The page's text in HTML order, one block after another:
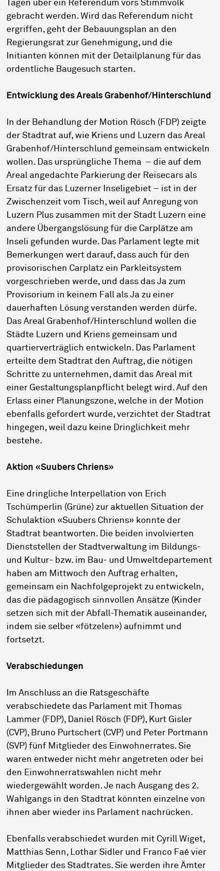
Tagen über ein Referendum vors Stimmvolk
gebracht werden. Wird das Referendum nicht
ergriffen, geht der Bebauungsplan an den
Regierungsrat zur Genehmigung, und die
Initianten können mit der Detailplanung für das
ordentliche Baugesuch starten.
Entwicklung des Areals Grabenhof/Hinterschlund
In der Behandlung der Motion Rösch (FDP) zeigte
der Stadtrat auf, wie Kriens und Luzern das Areal
Grabenhof/Hinterschlund gemeinsam entwickeln
wollen. Das ursprüngliche Thema – die auf dem
Areal angedachte Parkierung der Reisecars als
Ersatz für das Luzerner Inseligebiet – ist in der
Zwischenzeit vom Tisch, weil auf Anregung von
Luzern Plus zusammen mit der Stadt Luzern eine
andere Übergangslösung für die Carplätze am
Inseli gefunden wurde. Das Parlament legte mit
Bemerkungen wert darauf, dass auch für den
provisorischen Carplatz ein Parkleitsystem
vorgeschrieben werde, und dass das Ja zum
Provisorium in keinem Fall als Ja zu einer
dauerhaften Lösung verstanden werden dürfe.
Das Areal Grabenhof/Hinterschlund wollen die
Städte Luzern und Kriens gemeinsam und
quartierverträglich entwickeln. Das Parlament
erteilte dem Stadtrat den Auftrag, die nötigen
Schritte zu unternehmen, damit das Areal mit
einer Gestaltungsplanpflicht belegt wird. Auf den
Erlass einer Planungszone, welche in der Motion
ebenfalls gefordert wurde, verzichtet der Stadtrat
hingegen, weil dazu keine Dringlichkeit mehr
bestehe.
Aktion «Suubers Chriens»
Eine dringliche Interpellation von Erich
Tschümperlin (Grüne) zur aktuellen Situation der
Schulaktion «Suubers Chriens» konnte der
Stadtrat beantworten. Die beiden involvierten
Dienststellen der Stadtverwaltung im Bildungs-
und Kultur- bzw. im Bau- und Umweltdepartement
haben am Mittwoch den Auftrag erhalten,
gemeinsam ein Nachfolgeprojekt zu entwickeln,
das die pädagogisch sinnvollen Ansätze (Kinder
setzen sich mit der Abfall-Thematik auseinander,
indem sie selber «fötzelen») aufnimmt und
fortsetzt.
Verabschiedungen
Im Anschluss an die Ratsgeschäfte
verabschiedete das Parlament mit Thomas
Lammer (FDP), Daniel Rösch (FDP), Kurt Gisler
(CVP), Bruno Purtschert (CVP) und Peter Portmann
(SVP) fünf Mitglieder des Einwohnerrates. Sie
waren entweder nicht mehr angetreten oder bei
den Einwohnerratswahlen nicht mehr
wiedergewählt worden. Je nach Ausgang des 2.
Wahlgangs in den Stadtrat könnten einzelne von
ihnen aber wieder ins Parlament nachrücken.
Ebenfalls verabschiedet wurden mit Cyrill Wiget,
Matthias Senn, Lothar Sidler und Franco Faé vier
Mitglieder des Stadtrates. Sie werden ihre Ämter